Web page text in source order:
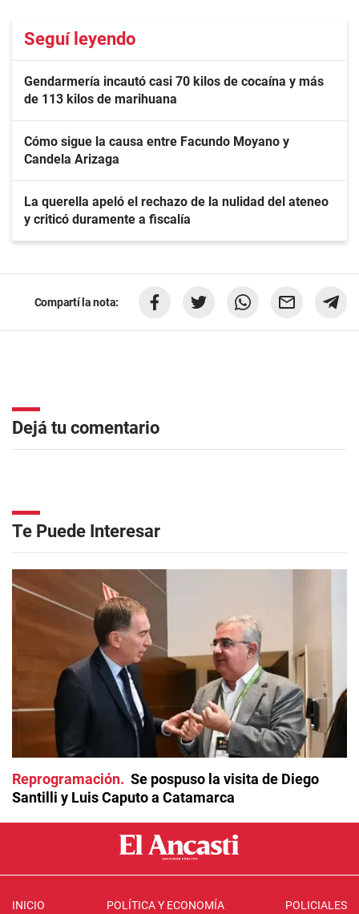
Seguí leyendo
Gendarmería incautó casi 70 kilos de cocaína y más
de 113 kilos de marihuana
Cómo sigue la causa entre Facundo Moyano y
Candela Arizaga
La querella apeló el rechazo de la nulidad del ateneo
y criticó duramente a fiscalía
Compartí la nota:
Dejá tu comentario
Te Puede Interesar
Reprogramación
Se pospuso la visita de Diego
Santilli y Luis Caputo a Catamarca
INICIO POLÍTICA Y ECONOMÍA POLICIALES